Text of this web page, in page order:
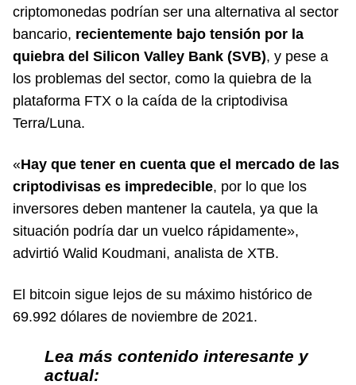
criptomonedas podrían ser una alternativa al sector
bancario, recientemente bajo tensión por la
quiebra del Silicon Valley Bank (SVB), y pese a
los problemas del sector, como la quiebra de la
plataforma FTX o la caída de la criptodivisa
Terra/Luna.
«Hay que tener en cuenta que el mercado de las
criptodivisas es impredecible, por lo que los
inversores deben mantener la cautela, ya que la
situación podría dar un vuelco rápidamente»,
advirtió Walid Koudmani, analista de XTB.
El bitcoin sigue lejos de su máximo histórico de
69.992 dólares de noviembre de 2021.
Lea más contenido interesante y
actual: